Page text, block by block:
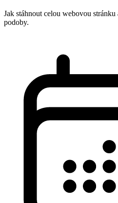
Jak stáhnout celou webovou
podoby.